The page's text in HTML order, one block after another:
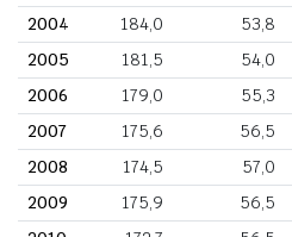
2004
184,0 53,8
2005
181,5 54,0
2006
179,0 55,3
2007
175,6 56,5
2008
174,5 57,0
2009
175,9 56,5